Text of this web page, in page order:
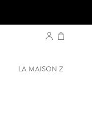
LA MAISON Z